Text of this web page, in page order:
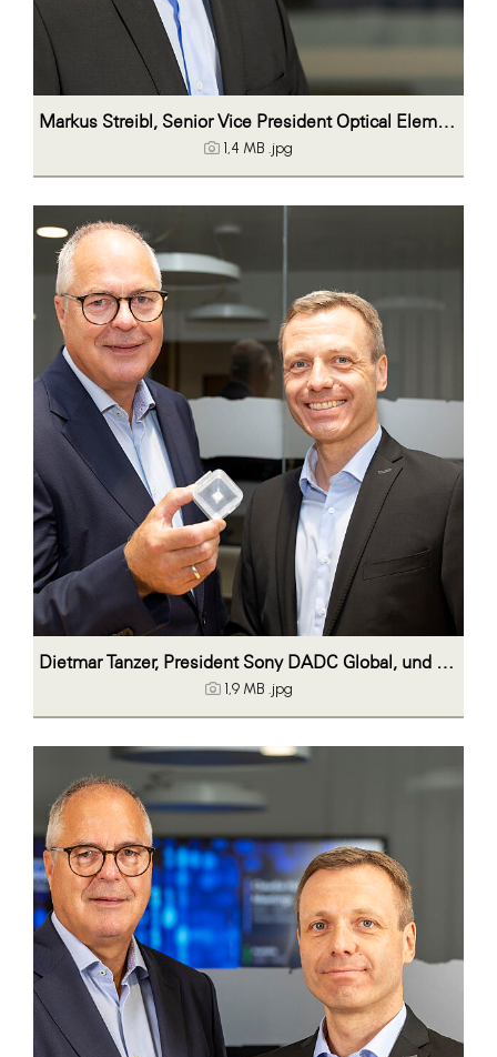
Markus Streibl, Senior Vice President Optical Elements
1,4 MB .jpg
Dietmar Tanzer, President Sony DADC Global, und Markus Streibl, Senior Vice President Optical Elements
1,9 MB .jpg